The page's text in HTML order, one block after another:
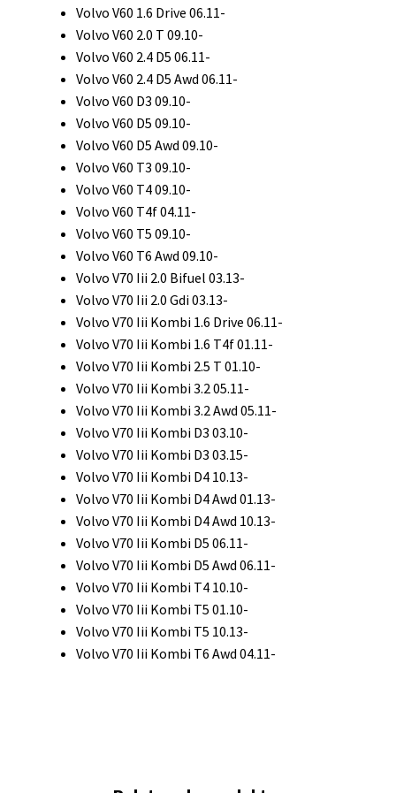
Volvo V60 1.6 Drive 06.11-
Volvo V60 2.0 T 09.10-
Volvo V60 2.4 D5 06.11-
Volvo V60 2.4 D5 Awd 06.11-
Volvo V60 D3 09.10-
Volvo V60 D5 09.10-
Volvo V60 D5 Awd 09.10-
Volvo V60 T3 09.10-
Volvo V60 T4 09.10-
Volvo V60 T4f 04.11-
Volvo V60 T5 09.10-
Volvo V60 T6 Awd 09.10-
Volvo V70 Iii 2.0 Bifuel 03.13-
Volvo V70 Iii 2.0 Gdi 03.13-
Volvo V70 Iii Kombi 1.6 Drive 06.11-
Volvo V70 Iii Kombi 1.6 T4f 01.11-
Volvo V70 Iii Kombi 2.5 T 01.10-
Volvo V70 Iii Kombi 3.2 05.11-
Volvo V70 Iii Kombi 3.2 Awd 05.11-
Volvo V70 Iii Kombi D3 03.10-
Volvo V70 Iii Kombi D3 03.15-
Volvo V70 Iii Kombi D4 10.13-
Volvo V70 Iii Kombi D4 Awd 01.13-
Volvo V70 Iii Kombi D4 Awd 10.13-
Volvo V70 Iii Kombi D5 06.11-
Volvo V70 Iii Kombi D5 Awd 06.11-
Volvo V70 Iii Kombi T4 10.10-
Volvo V70 Iii Kombi T5 01.10-
Volvo V70 Iii Kombi T5 10.13-
Volvo V70 Iii Kombi T6 Awd 04.11-